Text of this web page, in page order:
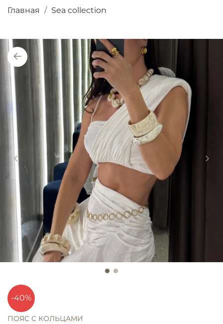
Главная Sea collection
-40%
ПОЯС С КОЛЬЦАМИ